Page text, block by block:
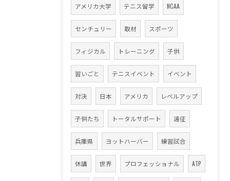
アメリカ大学 テニス留学 NCAA
センチュリー 取材 スポーツ
フィジカル トレーニング 子供
習いごと テニスイベント イベント
対決 日本 アメリカ レベルアップ
子供たち トータルサポート 遠征
兵庫県 ヨットハーバー 練習試合
休講 世界 プロフェッショナル ATP